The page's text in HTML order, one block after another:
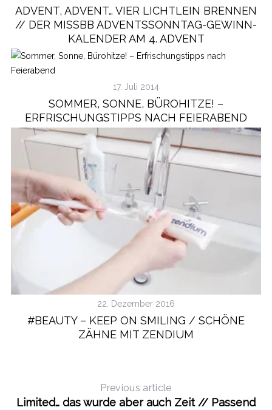
ADVENT, ADVENT… VIER LICHTLEIN BRENNEN
// DER MISSBB ADVENTSSONNTAG-GEWINN-
KALENDER AM 4. ADVENT
17. Juli 2014
SOMMER, SONNE, BÜROHITZE! –
ERFRISCHUNGSTIPPS NACH FEIERABEND
22. Dezember 2016
#BEAUTY – KEEP ON SMILING / SCHÖNE
ZÄHNE MIT ZENDIUM
Previous article
Limited… das wurde aber auch Zeit // Passend